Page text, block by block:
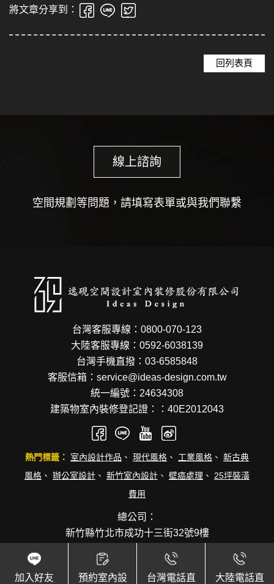
將文章分享到：
回列表頁
線上諮詢
空間規劃等問題，請填寫表單或與我們聯繫
加入好友 預約室內設 台灣電話直 大陸電話直
台灣客服專線：0800-070-123
大陸客服專線：0592-6038139
台灣手機直撥：03-6585848
客服信箱：service@ideas-design.com.tw
統一編號：24634308
建築物室內裝修登記證：：40E2012043
熱門標籤： 室內設計作品 、 現代風格 、 工業風格 、 新古典
風格 、 辦公室設計 、 新竹室內設計 、 壁癌處理 、 25坪裝潢
費用
總公司：
新竹縣竹北市成功十三街32號9樓
化，台南 廈門